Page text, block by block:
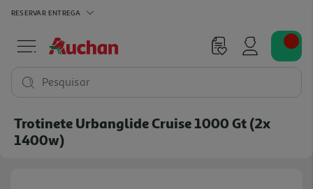
RESERVAR ENTREGA
Pesquisar
Trotinete Urbanglide Cruise 1000 Gt (2x
1400w)